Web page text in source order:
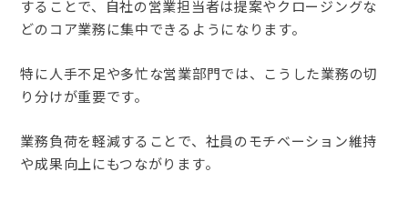
することで、自社の営業担当者は提案やクロージングな
どのコア業務に集中できるようになります。
特に人手不足や多忙な営業部門では、こうした業務の切
り分けが重要です。
業務負荷を軽減することで、社員のモチベーション維持
や成果向上にもつながります。